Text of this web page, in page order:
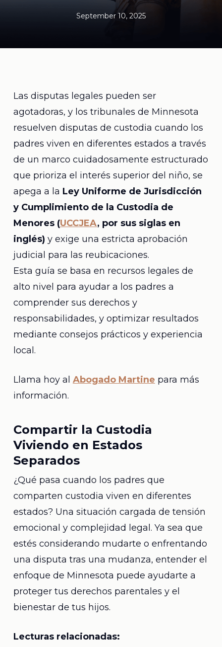
September 10, 2025
Las disputas legales pueden ser
agotadoras, y los tribunales de Minnesota
resuelven disputas de custodia cuando los
padres viven en diferentes estados a través
de un marco cuidadosamente estructurado
que prioriza el interés superior del niño, se
apega a la Ley Uniforme de Jurisdicción
y Cumplimiento de la Custodia de
Menores (UCCJEA, por sus siglas en
inglés) y exige una estricta aprobación
judicial para las reubicaciones.
Esta guía se basa en recursos legales de
alto nivel para ayudar a los padres a
comprender sus derechos y
responsabilidades, y optimizar resultados
mediante consejos prácticos y experiencia
local.
Llama hoy al Abogado Martine para más
información.
Compartir la Custodia
Viviendo en Estados
Separados
¿Qué pasa cuando los padres que
comparten custodia viven en diferentes
estados? Una situación cargada de tensión
emocional y complejidad legal. Ya sea que
estés considerando mudarte o enfrentando
una disputa tras una mudanza, entender el
enfoque de Minnesota puede ayudarte a
proteger tus derechos parentales y el
bienestar de tus hijos.
Lecturas relacionadas: